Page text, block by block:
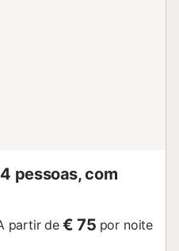
pessoas, com
partir de € 75 por noite